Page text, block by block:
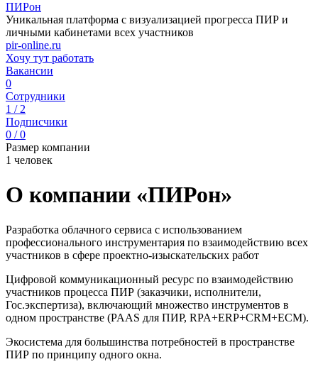
ПИРон
Уникальная платформа с визуализацией прогресса ПИР и
личными кабинетами всех участников
pir-online.ru
Хочу тут работать
Вакансии
0
Сотрудники
1 / 2
Подписчики
0 / 0
Размер компании
1 человек
О компании «ПИРон»
Разработка облачного сервиса с использованием
профессионального инструментария по взаимодействию всех
участников в сфере проектно-изыскательских работ
Цифровой коммуникационный ресурс по взаимодействию
участников процесса ПИР (заказчики, исполнители,
Гос.экспертиза), включающий множество инструментов в
одном пространстве (PAAS для ПИР, RPA+ERP+CRM+ECM).
Экосистема для большинства потребностей в пространстве
ПИР по принципу одного окна.